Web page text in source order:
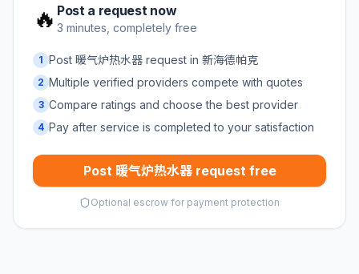
🔥 Post a request now
3 minutes, completely free
1 Post 暖气炉热水器 request in 新海德帕克
2 Multiple verified providers compete with quotes
3 Compare ratings and choose the best provider
4 Pay after service is completed to your satisfaction
Post 暖气炉热水器 request free
Optional escrow for payment protection